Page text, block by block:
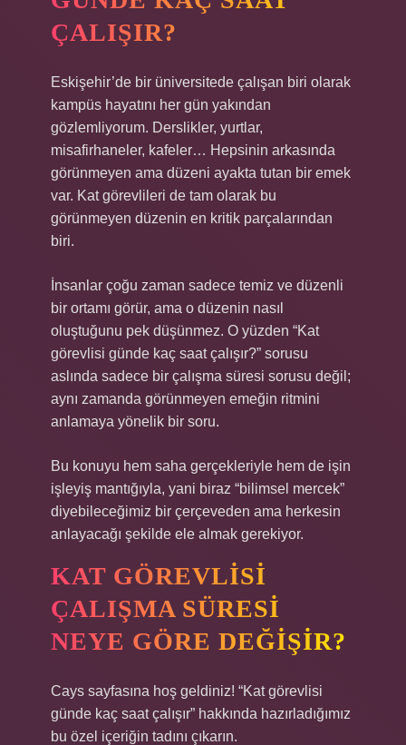
ÇALIŞIR?
Eskişehir’de bir üniversitede çalışan biri olarak
kampüs hayatını her gün yakından
gözlemliyorum. Derslikler, yurtlar,
misafirhaneler, kafeler… Hepsinin arkasında
görünmeyen ama düzeni ayakta tutan bir emek
var. Kat görevlileri de tam olarak bu
görünmeyen düzenin en kritik parçalarından
biri.
İnsanlar çoğu zaman sadece temiz ve düzenli
bir ortamı görür, ama o düzenin nasıl
oluştuğunu pek düşünmez. O yüzden “Kat
görevlisi günde kaç saat çalışır?” sorusu
aslında sadece bir çalışma süresi sorusu değil;
aynı zamanda görünmeyen emeğin ritmini
anlamaya yönelik bir soru.
Bu konuyu hem saha gerçekleriyle hem de işin
işleyiş mantığıyla, yani biraz “bilimsel mercek”
diyebileceğimiz bir çerçeveden ama herkesin
anlayacağı şekilde ele almak gerekiyor.
KAT GÖREVLISI
ÇALIŞMA SÜRESI
NEYE GÖRE DEĞIŞIR?
Cays sayfasına hoş geldiniz! “Kat görevlisi
günde kaç saat çalışır” hakkında hazırladığımız
bu özel içeriğin tadını çıkarın.